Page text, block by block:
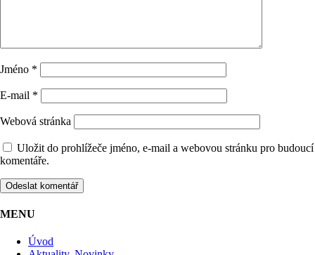
Jméno *
E-mail *
Webová stránka
Uložit do prohlížeče jméno, e-mail a webovou stránku pro budoucí
komentáře.
MENU
Úvod